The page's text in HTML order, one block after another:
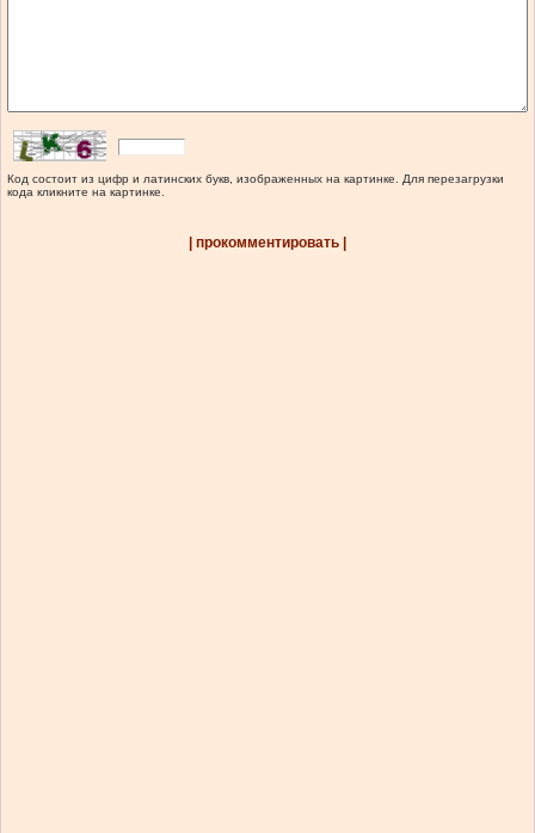
Код состоит из цифр и латинских букв, изображенных на картинке. Для перезагрузки
кода кликните на картинке.
| прокомментировать |